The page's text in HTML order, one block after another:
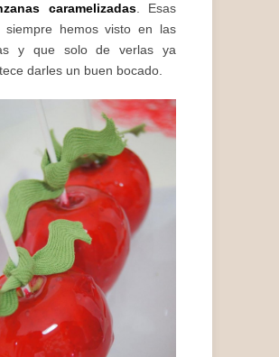
caramelizadas. Esas
siempre hemos visto en las
y que solo de verlas ya
darles un buen bocado.